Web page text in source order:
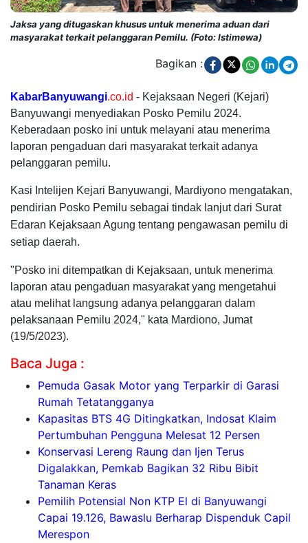
Jaksa yang ditugaskan khusus untuk menerima aduan dari
masyarakat terkait pelanggaran Pemilu. (Foto: Istimewa)
Bagikan :
KabarBanyuwangi.co.id - Kejaksaan Negeri (Kejari)
Banyuwangi menyediakan Posko Pemilu 2024.
Keberadaan posko ini untuk melayani atau menerima
laporan pengaduan dari masyarakat terkait adanya
pelanggaran pemilu.
Kasi Intelijen Kejari Banyuwangi, Mardiyono mengatakan,
pendirian Posko Pemilu sebagai tindak lanjut dari Surat
Edaran Kejaksaan Agung tentang pengawasan pemilu di
setiap daerah.
"Posko ini ditempatkan di Kejaksaan, untuk menerima
laporan atau pengaduan masyarakat yang mengetahui
atau melihat langsung adanya pelanggaran dalam
pelaksanaan Pemilu 2024," kata Mardiono, Jumat
(19/5/2023).
Baca Juga :
Pemuda Gasak Motor yang Terparkir di Garasi
Rumah Tetatangganya
Kapasitas BTS 4G Ditingkatkan, Indosat Klaim
Pertumbuhan Pengguna Melesat 12 Persen
Konservasi Lereng Raung dan Ijen Terus
Digalakkan, Pemkab Bagikan 32 Ribu Bibit
Tanaman Keras
Pemilih Potensial Non KTP El di Banyuwangi
Capai 19.126, Bawaslu Berharap Dispenduk Capil
Merespon